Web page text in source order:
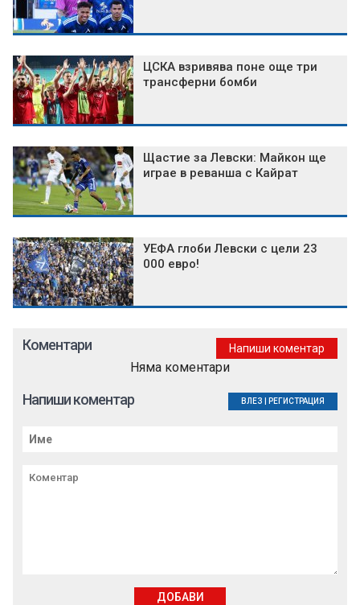
ЦСКА взривява поне още три
трансферни бомби
Щастие за Левски: Майкон ще
играе в реванша с Кайрат
УЕФА глоби Левски с цели 23
000 евро!
Коментари Напиши коментар
Няма коментари
Напиши коментар ВЛЕЗ РЕГИСТРАЦИЯ
ДОБАВИ